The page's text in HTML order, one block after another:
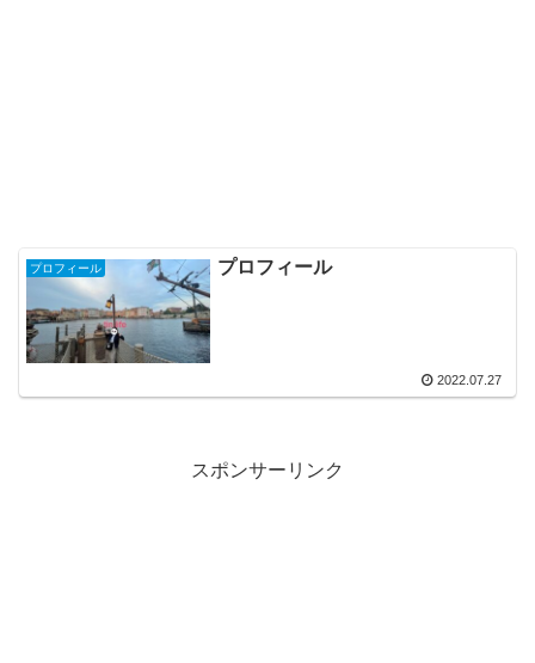
プロフィール プロフィール
2022.07.27
スポンサーリンク